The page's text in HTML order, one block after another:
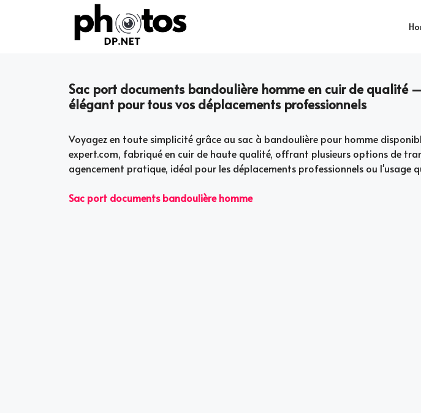
Sac port documents bandoulière homme en cuir de qualité
élégant pour tous vos déplacements professionnels
Voyagez en toute simplicité grâce au sac à bandoulière pour homme
expert.com, fabriqué en cuir de haute qualité, offrant plusieurs options de
agencement pratique, idéal pour les déplacements professionnels ou l'usage
Sac port documents bandoulière homme